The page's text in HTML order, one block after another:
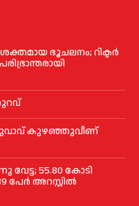
ഭൂചലനം; റിക്ടര്‍
യുവാവ് കുഴഞ്ഞുവീണ്
55.80 കോടി
പേർ അറസ്റ്റിൽ